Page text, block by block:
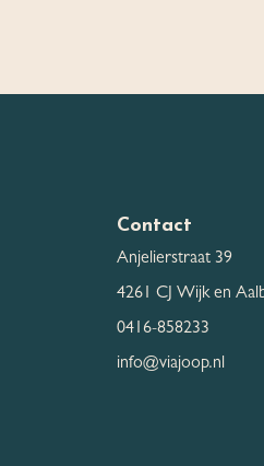
Contact
Anjelierstraat 39
4261 CJ Wijk en
0416-858233
info@viajoop.nl